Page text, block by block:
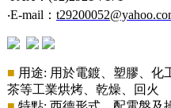
‧E-mail：
■ 用途: 用於電鍍、塑膠、化
茶等工業烘烤 、乾燥、回火